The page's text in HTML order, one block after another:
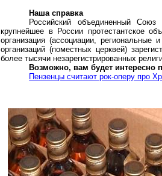
Наша справка
Российский объединенный
крупнейшее в России протестантское
организация (ассоциации,
организаций (поместных церквей)
более тысячи незарегистрированных
Возможно, вам будет интересно
Пензенцы считают рок-оперу про